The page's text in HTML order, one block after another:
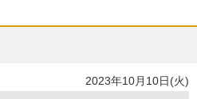
2023年10月10日(火)